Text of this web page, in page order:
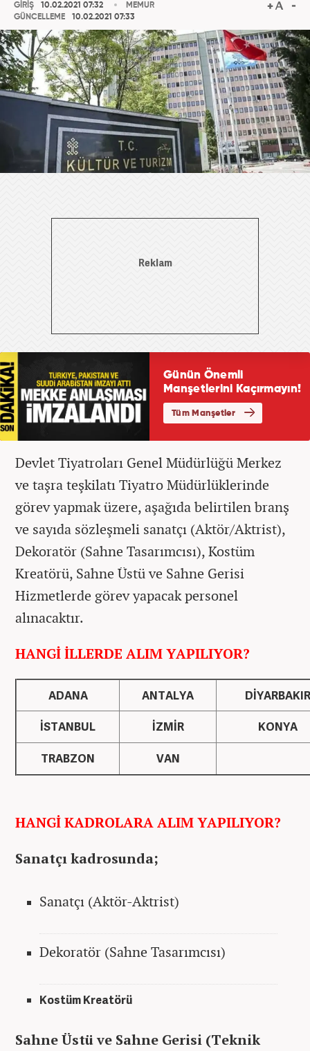
GİRİŞ
10.02.2021 07:32
GÜNCELLEME
10.02.2021 07:33
MEMUR
Devlet Tiyatroları Genel Müdürlüğü Merkez
ve taşra teşkilatı Tiyatro Müdürlüklerinde
görev yapmak üzere, aşağıda belirtilen branş
ve sayıda sözleşmeli sanatçı (Aktör/Aktrist),
Dekoratör (Sahne Tasarımcısı), Kostüm
Kreatörü, Sahne Üstü ve Sahne Gerisi
Hizmetlerde görev yapacak personel
alınacaktır.
HANGİ İLLERDE ALIM YAPILIYOR?
ADANA ANTALYA DİYARBAKIR
İSTANBUL İZMİR KONYA
TRABZON VAN
HANGİ KADROLARA ALIM YAPILIYOR?
Sanatçı kadrosunda;
Sanatçı (Aktör-Aktrist)
Dekoratör (Sahne Tasarımcısı)
Kostüm Kreatörü
Sahne Üstü ve Sahne Gerisi (Teknik